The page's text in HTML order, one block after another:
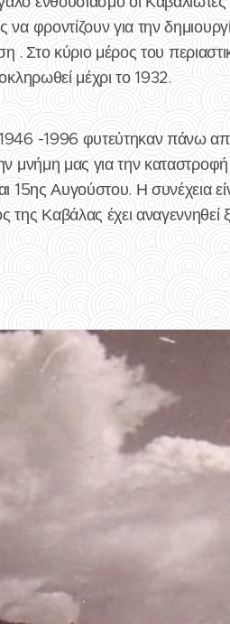
φροντίζουν για την
. Στο κύριο μέρος του
μέχρι το 1932.
-1996 φυτεύτηκαν πάνω
μνήμη μας για την
Αυγούστου. Η συνέχεια
Καβάλας έχει αναγεννηθεί